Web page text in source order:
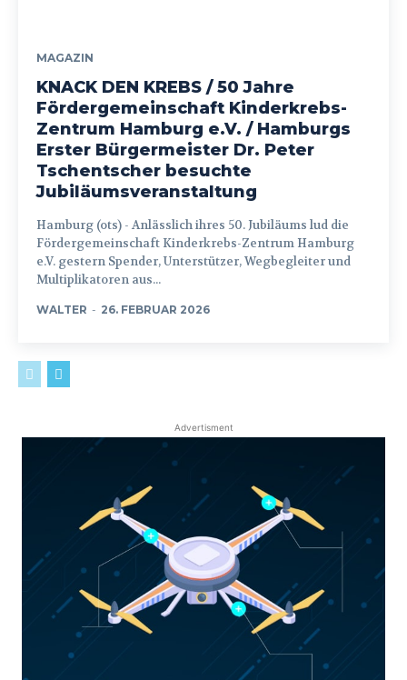
MAGAZIN
KNACK DEN KREBS / 50 Jahre
Fördergemeinschaft Kinderkrebs-
Zentrum Hamburg e.V. / Hamburgs
Erster Bürgermeister Dr. Peter
Tschentscher besuchte
Jubiläumsveranstaltung
Hamburg (ots) - Anlässlich ihres 50. Jubiläums lud die
Fördergemeinschaft Kinderkrebs-Zentrum Hamburg
e.V. gestern Spender, Unterstützer, Wegbegleiter und
Multiplikatoren aus...
WALTER - 26. FEBRUAR 2026
Advertisment